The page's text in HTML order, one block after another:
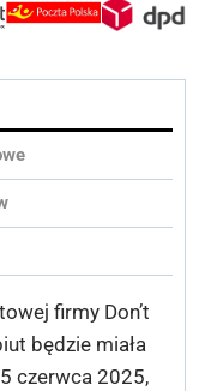
firmy Don’t
będzie miała
czerwca 2025,